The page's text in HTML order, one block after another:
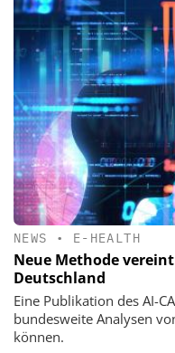
NEWS • E-HEALTH
Neue Methode
Deutschland
Eine Publikation des AI-
bundesweite Analysen
können.